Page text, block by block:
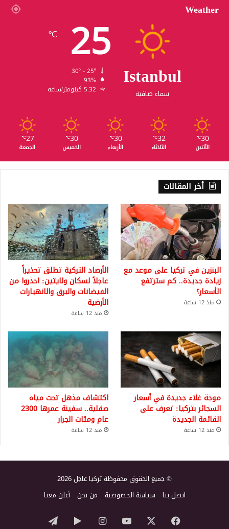
Weather
Istanbul
سماء صافية
25
℃
93%
5.32 كيلومتر/ساعة
30
℃
الأثنين
32
℃
الثلاثاء
30
℃
الأربعاء
30
℃
الخميس
27
℃
الجمعة
أخر المقالات
البنزين في تركيا على موعد مع
زيادة جديدة.. كم سترتفع
الأسعار؟
منذ 12 ساعة
الأرصاد التركية تطلق تحذيراً
عاجلاً لسكان ولايتين: احذروا من
الفيضانات والبرق والانهيارات
الأرضية
منذ 12 ساعة
موجة غلاء جديدة في أسعار
السجائر بتركيا: تعرف على
القائمة الجديدة
منذ 12 ساعة
اكتشاف مذهل تحت مياه
صقلية.. سفينة عمرها 2300
عام ومئات الجرار
منذ 12 ساعة
© جميع الحقوق محفوظة تركيا عاجل 2026
اتصل بنا سياسة الخصوصية من نحن أعلن معنا
فيسبوك ‫YouTubeانستقرام‏Googleتيلقرام